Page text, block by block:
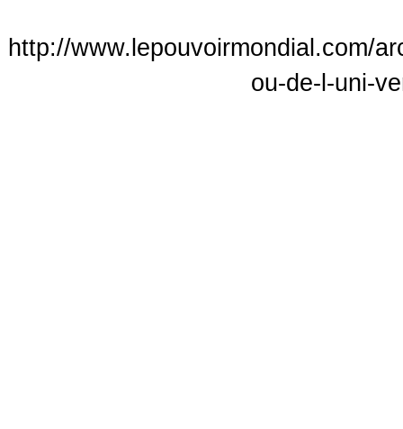
http://www.lepouvoirmondial.com/
ou-de-l-uni-